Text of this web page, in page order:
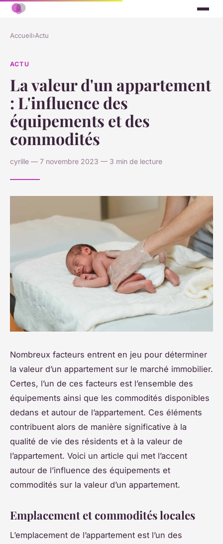
Accueil›Actu
ACTU
La valeur d'un appartement
: L'influence des
équipements et des
commodités
cyrille — 7 novembre 2023 — 3 min de lecture
Nombreux facteurs entrent en jeu pour déterminer
la valeur d’un appartement sur le marché immobilier.
Certes, l’un de ces facteurs est l’ensemble des
équipements ainsi que les commodités disponibles
dedans et autour de l’appartement. Ces éléments
contribuent alors de manière significative à la
qualité de vie des résidents et à la valeur de
l’appartement. Voici un article qui met l’accent
autour de l’influence des équipements et
commodités sur la valeur d’un appartement.
Emplacement et commodités locales
L’emplacement de l’appartement est l’un des